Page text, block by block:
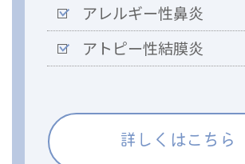
アレルギー性鼻炎
アトピー性結膜炎
詳しくはこちら